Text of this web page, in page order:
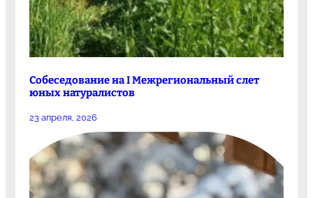
Собеседование на I Межрегиональный слет
юных натуралистов
23 апреля, 2026